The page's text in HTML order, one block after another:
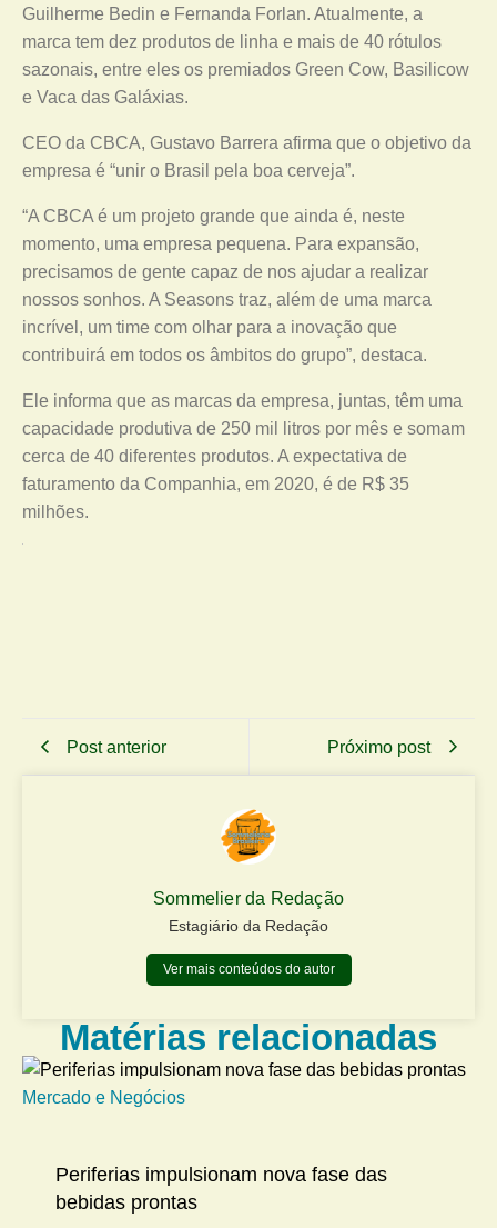
Guilherme Bedin e Fernanda Forlan. Atualmente, a
marca tem dez produtos de linha e mais de 40 rótulos
sazonais, entre eles os premiados Green Cow, Basilicow
e Vaca das Galáxias.
CEO da CBCA, Gustavo Barrera afirma que o objetivo da
empresa é “unir o Brasil pela boa cerveja”.
“A CBCA é um projeto grande que ainda é, neste
momento, uma empresa pequena. Para expansão,
precisamos de gente capaz de nos ajudar a realizar
nossos sonhos. A Seasons traz, além de uma marca
incrível, um time com olhar para a inovação que
contribuirá em todos os âmbitos do grupo”, destaca.
Ele informa que as marcas da empresa, juntas, têm uma
capacidade produtiva de 250 mil litros por mês e somam
cerca de 40 diferentes produtos. A expectativa de
faturamento da Companhia, em 2020, é de R$ 35
milhões.
Post anterior Próximo post
Sommelier da Redação
Estagiário da Redação
Ver mais conteúdos do autor
Matérias relacionadas
Mercado e Negócios
Periferias impulsionam nova fase das
bebidas prontas